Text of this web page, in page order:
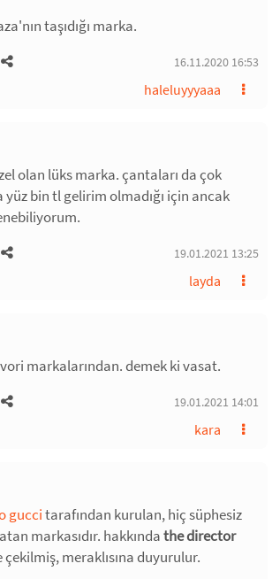
taşıdığı marka.
16.11.2020 16:53
haleluyyyaaa
olan lüks marka. çantaları da çok
bin tl gelirim olmadığı için ancak
19.01.2021 13:25
layda
markalarından. demek ki vasat.
19.01.2021 14:01
kara
guccitarafından kurulan, hiç süphesiz
markasıdır. hakkındathe director
çekilmiş, meraklısına duyurulur.